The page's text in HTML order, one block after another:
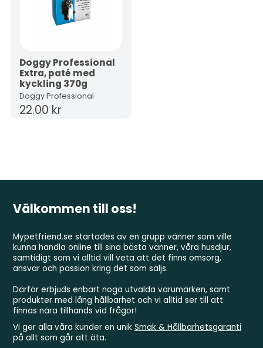
Doggy Professional
Extra, paté med
kyckling 370g
Doggy Professional
22.00 kr
Välkommen till oss!
Mypetfriend.se startades av en grupp vänner som ville
kunna handla online till sina bästa vänner, våra husdjur,
samtidigt som vi alltid vill veta att det finns omsorg,
ansvar och passion kring det som säljs.
Därför erbjuds enbart noga utvalda varumärken, samt
produkter med lång hållbarhet och vi alltid ser till att
finnas nära tillhands vid frågor!
Vi ger alla våra kunder en unikSmak & Hållbarhetsgaranti
på allt som går att äta.